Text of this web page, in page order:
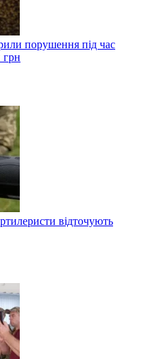
порушення під час
грн
відточують